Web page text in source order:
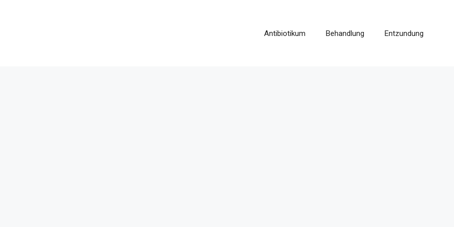
Antibiotikum Behandlung Entzundung